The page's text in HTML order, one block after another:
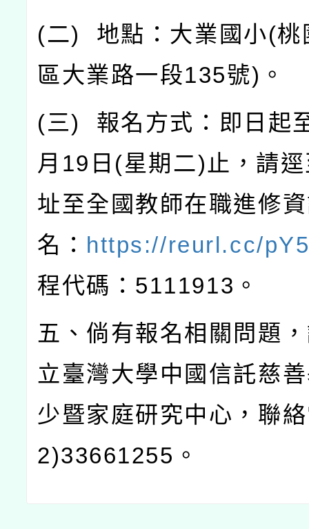
(二) 地點：大業國小(桃
區大業路一段135號) 。
(三) 報名方式：即日起
月 19 日 (星期二) 止，請
址至全國教師在職進修
名： https://reurl.cc/
程代碼： 5111913 。
五、倘有報名相關問題
立臺灣大學中國信託慈
少暨家庭研究中心，聯
2)33661255 。